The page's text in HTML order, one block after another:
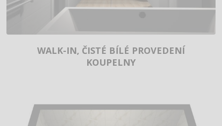
WALK-IN, ČISTÉ BÍLÉ PROVEDENÍ
KOUPELNY